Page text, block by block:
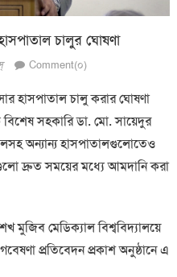
চালুর ঘোষণা
Comment(০)
হাসপাতাল চালু করার ঘোষণা
বিশেষ সহকারি ডা. মো. সায়েদুর
অন্যান্য হাসপাতালগুলোতেও
দ্রুত সময়ের মধ্যে আমদানি করা
মুজিব মেডিক্যাল বিশ্ববিদ্যালয়ে
প্রতিবেদন প্রকাশ অনুষ্ঠানে এ